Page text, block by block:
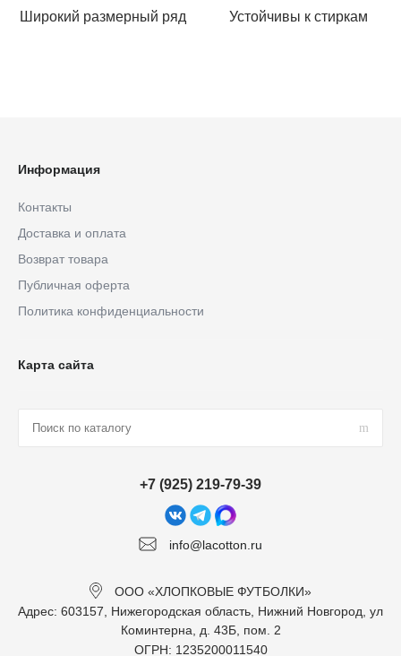
Широкий размерный ряд Устойчивы к стиркам
Информация
Контакты
Доставка и оплата
Возврат товара
Публичная оферта
Политика конфиденциальности
Карта сайта
info@lacotton.ru
+7 (925) 219-79-39
ООО «ХЛОПКОВЫЕ ФУТБОЛКИ»
Адрес: 603157, Нижегородская область, Нижний Новгород, ул
Коминтерна, д. 43Б, пом. 2
ОГРН: 1235200011540